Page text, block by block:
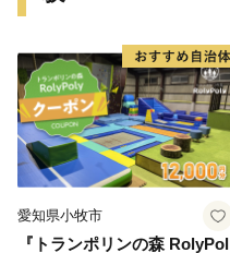
愛知県小牧市
『トランポリンの森 RolyPol